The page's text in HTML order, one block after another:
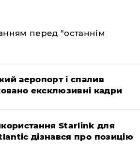
перед "останнім
аеропорт і спалив
ексклюзивні кадри
Starlink для
дізнався про позицію